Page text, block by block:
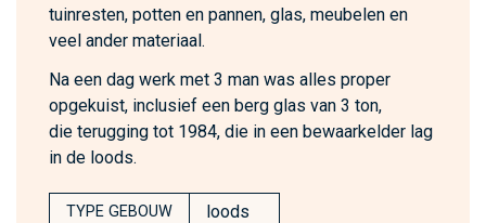
tuinresten, potten en pannen, glas, meubelen en
veel ander materiaal.
Na een dag werk met 3 man was alles proper
opgekuist, inclusief een berg glas van 3 ton,
die terugging tot 1984, die in een bewaarkelder lag
in de loods.
TYPE GEBOUW loods